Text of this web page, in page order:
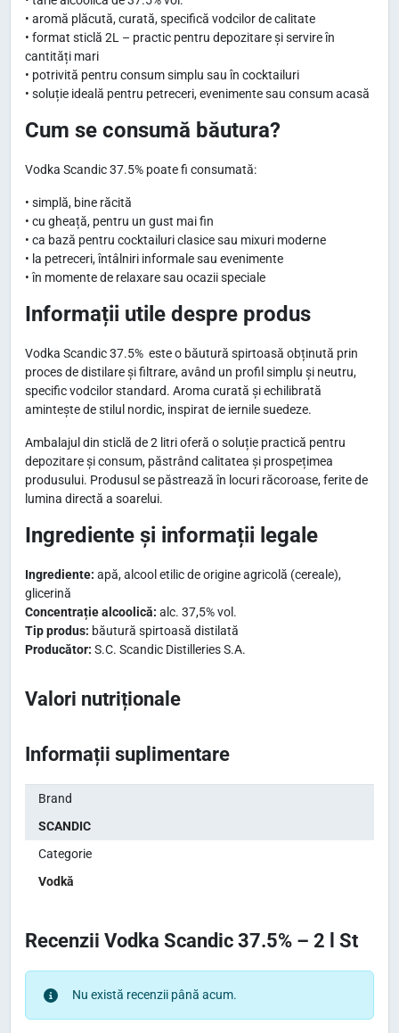
• aromă plăcută, curată, specifică vodcilor de calitate
• format sticlă 2L – practic pentru depozitare și servire în
cantități mari
• potrivită pentru consum simplu sau în cocktailuri
• soluție ideală pentru petreceri, evenimente sau consum acasă
Cum se consumă băutura?
Vodka Scandic 37.5% poate fi consumată:
• simplă, bine răcită
• cu gheață, pentru un gust mai fin
• ca bază pentru cocktailuri clasice sau mixuri moderne
• la petreceri, întâlniri informale sau evenimente
• în momente de relaxare sau ocazii speciale
Informații utile despre produs
Vodka Scandic 37.5% este o băutură spirtoasă obținută prin
proces de distilare și filtrare, având un profil simplu și neutru,
specific vodcilor standard. Aroma curată și echilibrată
amintește de stilul nordic, inspirat de iernile suedeze.
Ambalajul din sticlă de 2 litri oferă o soluție practică pentru
depozitare și consum, păstrând calitatea și prospețimea
produsului. Produsul se păstrează în locuri răcoroase, ferite de
lumina directă a soarelui.
Ingrediente și informații legale
Ingrediente: apă, alcool etilic de origine agricolă (cereale),
glicerină
Concentrație alcoolică: alc. 37,5% vol.
Tip produs: băutură spirtoasă distilată
Producător: S.C. Scandic Distilleries S.A.
Valori nutriționale
Informații suplimentare
Brand
SCANDIC
Categorie
Vodkă
Recenzii Vodka Scandic 37.5% – 2 l St
Nu există recenzii până acum.